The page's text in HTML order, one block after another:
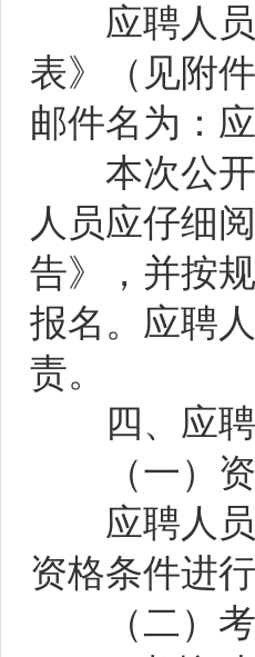
应聘人员
表》（见附
邮件名为：
本次公开
人员应仔细
告》，并按
报名。应聘
责。
四、应聘
（一）资
应聘人员
资格条件进
（二）考